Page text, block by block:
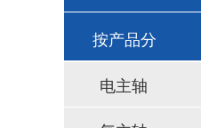
按产品分
电主轴